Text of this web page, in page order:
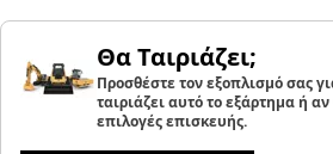
Θα Ταιριάζει;
Προσθέστε τον εξοπλισμό σας
ταιριάζει αυτό το εξάρτημα ή
επιλογές επισκευής.